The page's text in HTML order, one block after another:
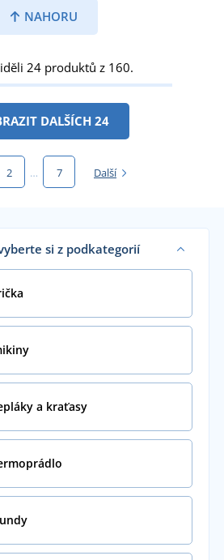
NAHORU
24 produktů z 160.
DALŠÍCH 24
2 … 7 Další
si z podkategorií
a kraťasy